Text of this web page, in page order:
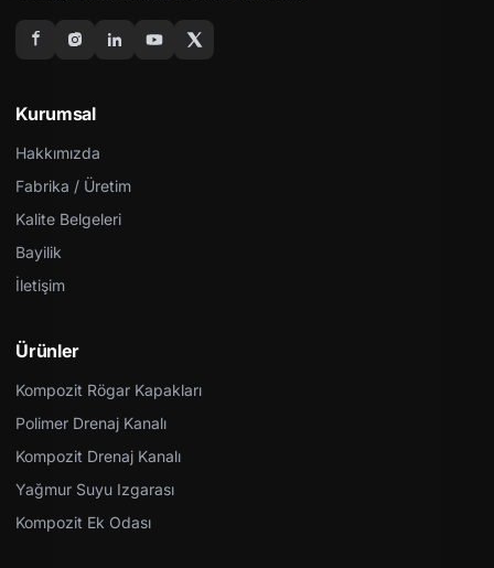
Kurumsal
Hakkımızda
Fabrika / Üretim
Kalite Belgeleri
Bayilik
İletişim
Ürünler
Kompozit Rögar Kapakları
Polimer Drenaj Kanalı
Kompozit Drenaj Kanalı
Yağmur Suyu Izgarası
Kompozit Ek Odası